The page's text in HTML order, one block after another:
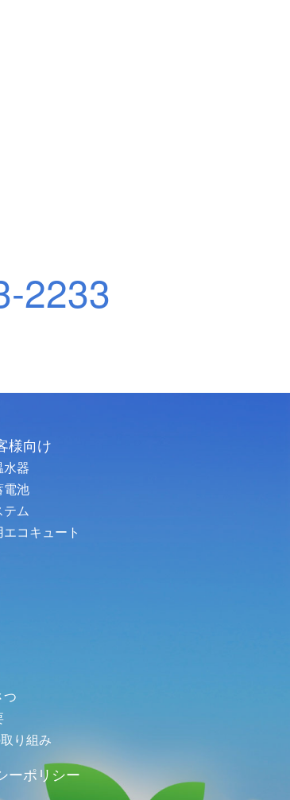
2233
様向け
水器
電池
ム
コキュート
つ
り組み
ーポリシー